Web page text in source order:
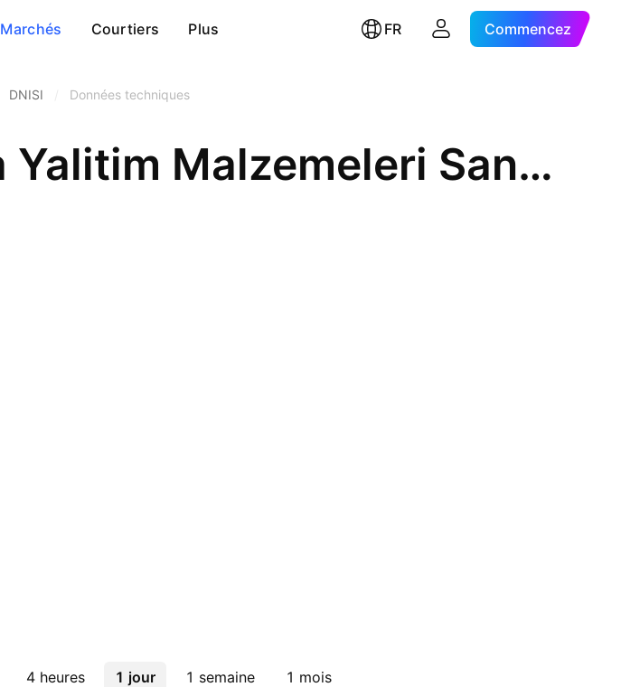
Marchés Courtiers Plus FR Commencez
DNISI Données techniques
Dinamik Isi Makina Yalitim Malzemeleri Sanayi ve Ticaret AS
4 heures 1 jour 1 semaine 1 mois